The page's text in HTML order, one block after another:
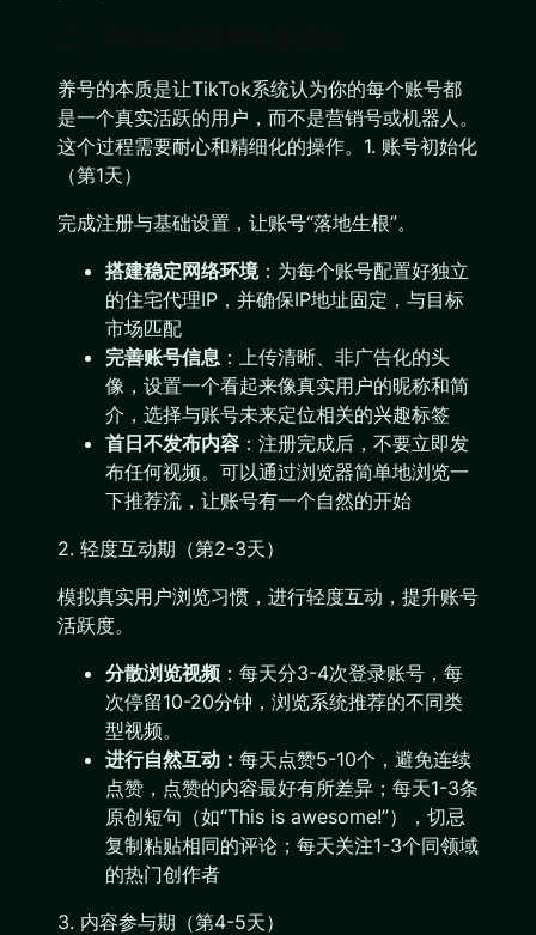
养号的本质是让TikTok系统认为你的每个账号都
是一个真实活跃的用户，而不是营销号或机器人。
这个过程需要耐心和精细化的操作。1. 账号初始化
（第1天）
完成注册与基础设置，让账号“落地生根”。
搭建稳定网络环境：为每个账号配置好独立
的住宅代理IP，并确保IP地址固定，与目标
市场匹配
完善账号信息 ：上传清晰、非广告化的头
像，设置一个看起来像真实用户的昵称和简
介，选择与账号未来定位相关的兴趣标签
首日不发布内容 ：注册完成后，不要立即发
布任何视频。可以通过浏览器简单地浏览一
下推荐流，让账号有一个自然的开始
2. 轻度互动期（第2-3天）
模拟真实用户浏览习惯，进行轻度互动，提升账号
活跃度。
分散浏览视频 ：每天分3-4次登录账号，每
次停留10-20分钟，浏览系统推荐的不同类
型视频。
进行自然互动： 每天点赞5-10个，避免连续
点赞，点赞的内容最好有所差异；每天1-3条
原创短句（如“This is awesome!”），切忌
复制粘贴相同的评论；每天关注1-3个同领域
的热门创作者
3. 内容参与期（第4-5天）